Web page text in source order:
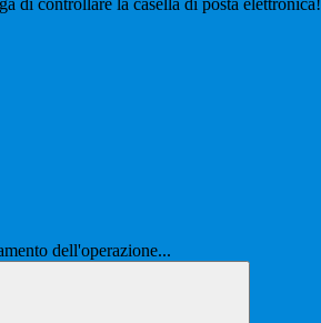
di controllare la casella di posta elettronica!
dell'operazione...